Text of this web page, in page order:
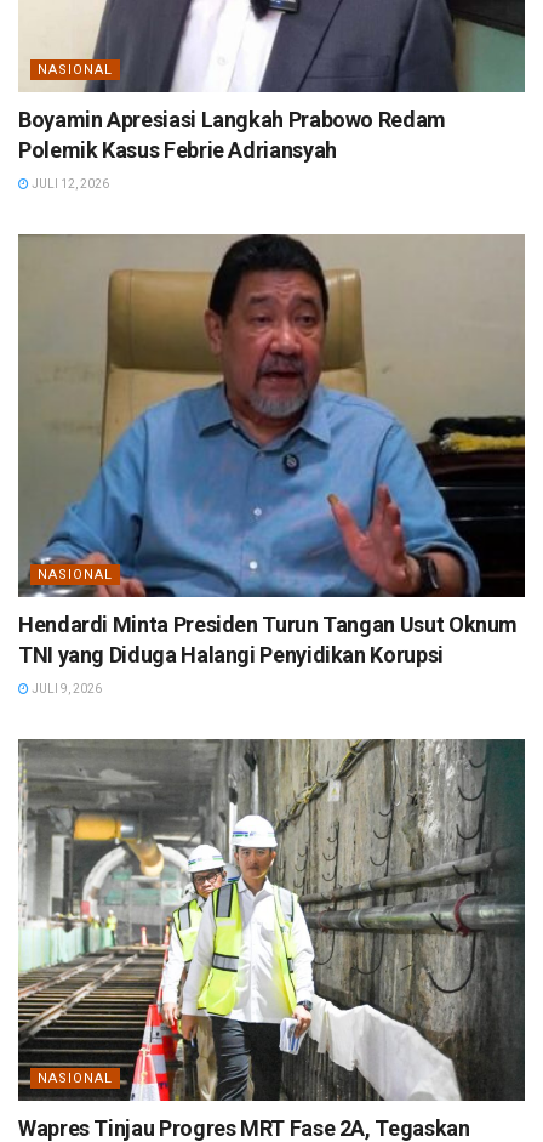
NASIONAL
Boyamin Apresiasi Langkah Prabowo Redam
Polemik Kasus Febrie Adriansyah
JULI 12, 2026
NASIONAL
Hendardi Minta Presiden Turun Tangan Usut Oknum
TNI yang Diduga Halangi Penyidikan Korupsi
JULI 9, 2026
NASIONAL
Wapres Tinjau Progres MRT Fase 2A, Tegaskan